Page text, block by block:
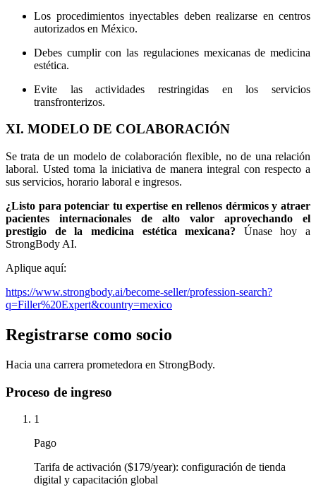
Los procedimientos inyectables deben realizarse en centros
autorizados en México.
Debes cumplir con las regulaciones mexicanas de medicina
estética.
Evite las actividades restringidas en los servicios
transfronterizos.
XI. MODELO DE COLABORACIÓN
Se trata de un modelo de colaboración flexible, no de una relación
laboral. Usted toma la iniciativa de manera integral con respecto a
sus servicios, horario laboral e ingresos.
¿Listo para potenciar tu expertise en rellenos dérmicos y atraer
pacientes internacionales de alto valor aprovechando el
prestigio de la medicina estética mexicana? Únase hoy a
StrongBody AI.
Aplique aquí:
https://www.strongbody.ai/become-seller/profession-search?
q=Filler%20Expert&country=mexico
Registrarse como socio
Hacia una carrera prometedora en StrongBody.
Proceso de ingreso
1
Pago
Tarifa de activación ($179/year): configuración de tienda
digital y capacitación global